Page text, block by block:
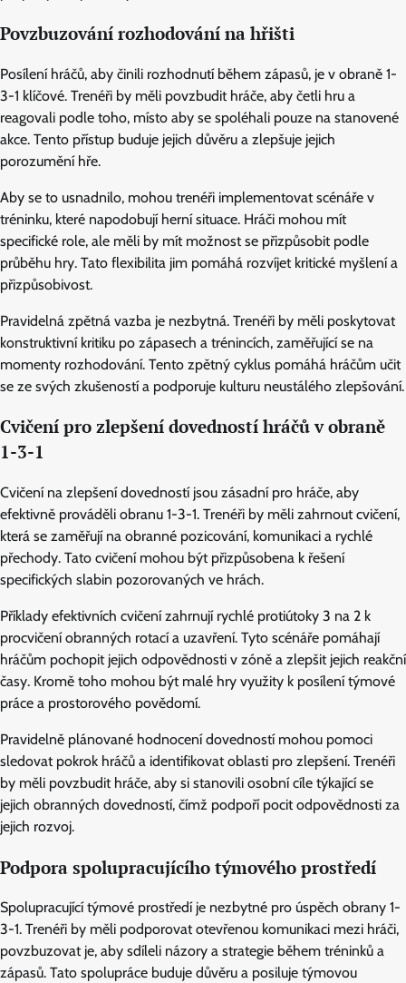
Povzbuzování rozhodování na hřišti
Posílení hráčů, aby činili rozhodnutí během zápasů, je v obraně 1-
3-1 klíčové. Trenéři by měli povzbudit hráče, aby četli hru a
reagovali podle toho, místo aby se spoléhali pouze na stanovené
akce. Tento přístup buduje jejich důvěru a zlepšuje jejich
porozumění hře.
Aby se to usnadnilo, mohou trenéři implementovat scénáře v
tréninku, které napodobují herní situace. Hráči mohou mít
specifické role, ale měli by mít možnost se přizpůsobit podle
průběhu hry. Tato flexibilita jim pomáhá rozvíjet kritické myšlení a
přizpůsobivost.
Pravidelná zpětná vazba je nezbytná. Trenéři by měli poskytovat
konstruktivní kritiku po zápasech a trénincích, zaměřující se na
momenty rozhodování. Tento zpětný cyklus pomáhá hráčům učit
se ze svých zkušeností a podporuje kulturu neustálého zlepšování.
Cvičení pro zlepšení dovedností hráčů v obraně
1-3-1
Cvičení na zlepšení dovedností jsou zásadní pro hráče, aby
efektivně prováděli obranu 1-3-1. Trenéři by měli zahrnout cvičení,
která se zaměřují na obranné pozicování, komunikaci a rychlé
přechody. Tato cvičení mohou být přizpůsobena k řešení
specifických slabin pozorovaných ve hrách.
Příklady efektivních cvičení zahrnují rychlé protiútoky 3 na 2 k
procvičení obranných rotací a uzavření. Tyto scénáře pomáhají
hráčům pochopit jejich odpovědnosti v zóně a zlepšit jejich reakční
časy. Kromě toho mohou být malé hry využity k posílení týmové
práce a prostorového povědomí.
Pravidelně plánované hodnocení dovedností mohou pomoci
sledovat pokrok hráčů a identifikovat oblasti pro zlepšení. Trenéři
by měli povzbudit hráče, aby si stanovili osobní cíle týkající se
jejich obranných dovedností, čímž podpoří pocit odpovědnosti za
jejich rozvoj.
Podpora spolupracujícího týmového prostředí
Spolupracující týmové prostředí je nezbytné pro úspěch obrany 1-
3-1. Trenéři by měli podporovat otevřenou komunikaci mezi hráči,
povzbuzovat je, aby sdíleli názory a strategie během tréninků a
zápasů. Tato spolupráce buduje důvěru a posiluje týmovou